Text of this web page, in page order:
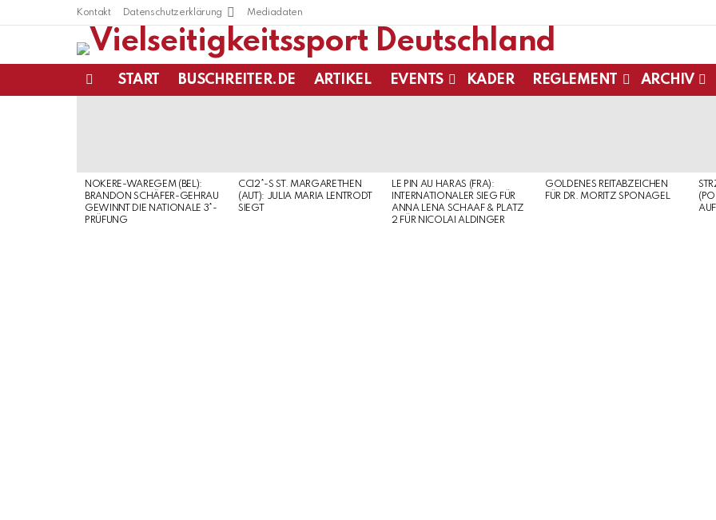
Kontakt Datenschutzerklärung Mediadaten
START BUSCHREITER.DE ARTIKEL EVENTS KADER REGLEMENT ARCHIV
NOKERE-WAREGEM (BEL):
BRANDON SCHÄFER-GEHRAU
GEWINNT DIE NATIONALE 3*-
PRÜFUNG
CCI2*-S ST. MARGARETHEN
(AUT): JULIA MARIA LENTRODT
SIEGT
LE PIN AU HARAS (FRA):
INTERNATIONALER SIEG FÜR
ANNA LENA SCHAAF & PLATZ
2 FÜR NICOLAI ALDINGER
GOLDENES REITABZEICHEN
FÜR DR. MORITZ SPONAGEL